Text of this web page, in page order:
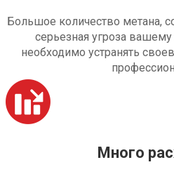
Большое количество метана,
серьезная угроза
необходимо устранять
Много